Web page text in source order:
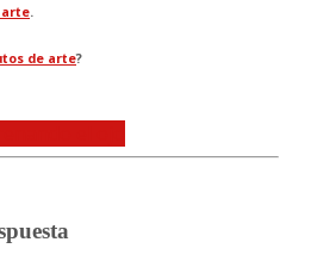
arte.
de arte?